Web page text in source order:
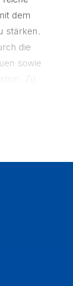
dem
stärken.
die
sowie
Zu
die